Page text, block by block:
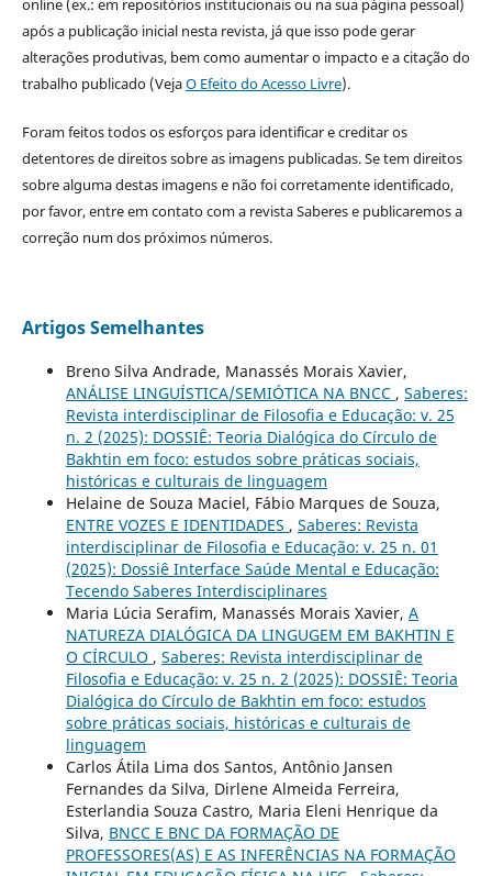
online (ex.: em repositórios institucionais ou na sua página pessoal)
após a publicação inicial nesta revista, já que isso pode gerar
alterações produtivas, bem como aumentar o impacto e a citação do
trabalho publicado (VejaO Efeito do Acesso Livre).
Foram feitos todos os esforços para identificar e creditar os
detentores de direitos sobre as imagens publicadas. Se tem direitos
sobre alguma destas imagens e não foi corretamente identificado,
por favor, entre em contato com a revista Saberes e publicaremos a
correção num dos próximos números.
Artigos Semelhantes
Breno Silva Andrade, Manassés Morais Xavier,
ANÁLISE LINGUÍSTICA/SEMIÓTICA NA BNCC , Saberes:
Revista interdisciplinar de Filosofia e Educação: v. 25
n. 2 (2025): DOSSIÊ: Teoria Dialógica do Círculo de
Bakhtin em foco: estudos sobre práticas sociais,
históricas e culturais de linguagem
Helaine de Souza Maciel, Fábio Marques de Souza,
ENTRE VOZES E IDENTIDADES , Saberes: Revista
interdisciplinar de Filosofia e Educação: v. 25 n. 01
(2025): Dossiê Interface Saúde Mental e Educação:
Tecendo Saberes Interdisciplinares
Maria Lúcia Serafim, Manassés Morais Xavier, A
NATUREZA DIALÓGICA DA LINGUGEM EM BAKHTIN E
O CÍRCULO , Saberes: Revista interdisciplinar de
Filosofia e Educação: v. 25 n. 2 (2025): DOSSIÊ: Teoria
Dialógica do Círculo de Bakhtin em foco: estudos
sobre práticas sociais, históricas e culturais de
linguagem
Carlos Átila Lima dos Santos, Antônio Jansen
Fernandes da Silva, Dirlene Almeida Ferreira,
Esterlandia Souza Castro, Maria Eleni Henrique da
Silva, BNCC E BNC DA FORMAÇÃO DE
PROFESSORES(AS) E AS INFERÊNCIAS NA FORMAÇÃO